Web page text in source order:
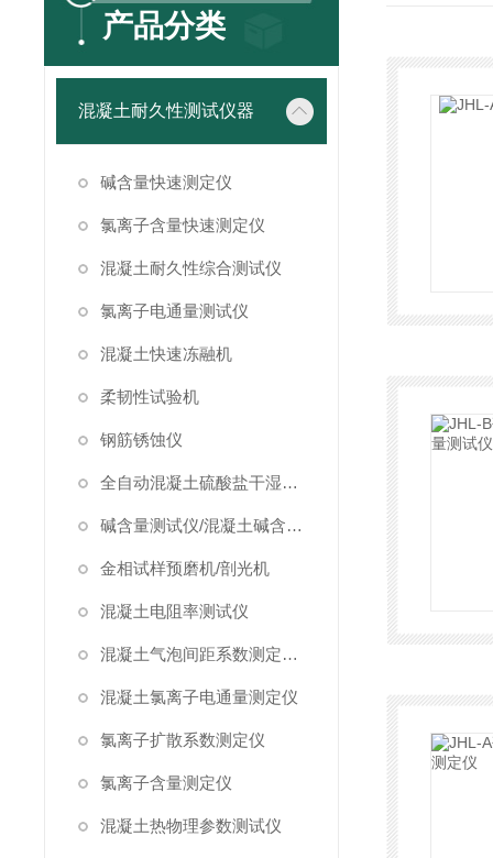
产品分类
混凝土耐久性测试仪器
碱含量快速测定仪
氯离子含量快速测定仪
混凝土耐久性综合测试仪
氯离子电通量测试仪
混凝土快速冻融机
柔韧性试验机
钢筋锈蚀仪
全自动混凝土硫酸盐干湿循环试验箱
碱含量测试仪/混凝土碱含量测试仪
金相试样预磨机/剖光机
混凝土电阻率测试仪
混凝土气泡间距系数测定仪/气泡仪
混凝土氯离子电通量测定仪
氯离子扩散系数测定仪
氯离子含量测定仪
混凝土热物理参数测试仪